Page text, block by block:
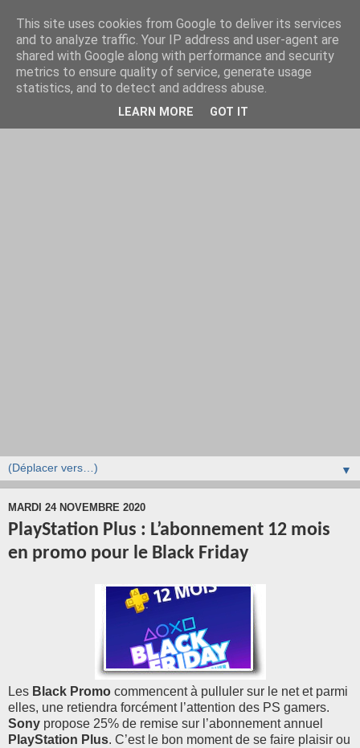
▼
MARDI 24 NOVEMBRE 2020
PlayStation Plus : L’abonnement 12 mois
en promo pour le Black Friday
Les Black Promo commencent à pulluler sur le net et parmi
elles, une retiendra forcément l’attention des PS gamers.
Sony propose 25% de remise sur l’abonnement annuel
PlayStation Plus. C’est le bon moment de se faire plaisir ou
This site uses cookies from Google to deliver its services
and to analyze traffic. Your IP address and user-agent are
shared with Google along with performance and security
metrics to ensure quality of service, generate usage
statistics, and to detect and address abuse.
LEARN MORE GOT IT